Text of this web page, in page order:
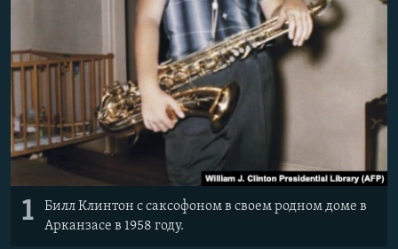
Все сайты РСЕ/РС
1
Билл Клинтон с саксофоном в своем родном доме в
Арканзасе в 1958 году.